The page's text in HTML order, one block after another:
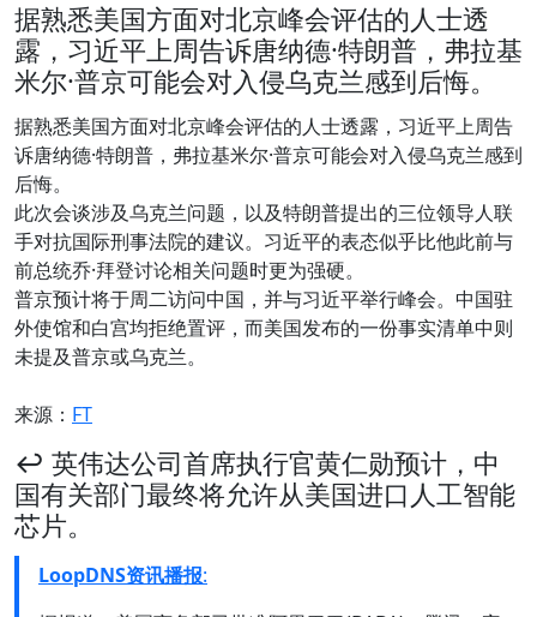
据熟悉美国方面对北京峰会评估的人士透
露，习近平上周告诉唐纳德·特朗普，弗拉基
米尔·普京可能会对入侵乌克兰感到后悔。
据熟悉美国方面对北京峰会评估的人士透露，习近平上周告
诉唐纳德·特朗普，弗拉基米尔·普京可能会对入侵乌克兰感到
后悔。
此次会谈涉及乌克兰问题，以及特朗普提出的三位领导人联
手对抗国际刑事法院的建议。习近平的表态似乎比他此前与
前总统乔·拜登讨论相关问题时更为强硬。
普京预计将于周二访问中国，并与习近平举行峰会。中国驻
外使馆和白宫均拒绝置评，而美国发布的一份事实清单中则
未提及普京或乌克兰。
来源： FT
↩️ 英伟达公司首席执行官黄仁勋预计，中
国有关部门最终将允许从美国进口人工智能
芯片。
LoopDNS资讯播报: